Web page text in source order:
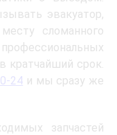
эвакуатор,
сломанного
кратчайший срок.
24 и мы сразу же
запчастей